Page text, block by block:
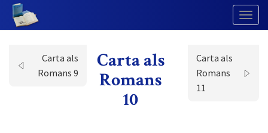
Carta als
Romans 9
Carta als
Romans
10
Carta als
Romans
11